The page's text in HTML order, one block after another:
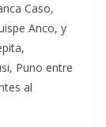
Caso,
Anco, y
Puno entre
al